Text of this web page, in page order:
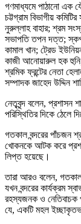
গণমাধ্যমে পাঠানো এক
চট্টগ্রাম বিভাগীয়
নুরুল্লাহ বাহার; শ্রম
সভাপতি তপন দত্ত;
কামাল খান; ট্রেড
কাজী আনোয়ারুল হক
শ্রমিক ফ্রন্টের নেতা
সম্পাদক জাহেদ উদ্দিন
নেতৃবৃন্দ বলেন, প্রশাসন
পরিস্থিতির দিকে ঠেলে
গতকাল বন্দরের পাঁচজন
খোকনকে আটক করে
লিপ্ত হয়েছে।
তারা আরও বলেন, গতকাল
যখন বন্দরের কার্যক্রম
রহস্যজনক ও নেতিবাচক
যে, একটি মহল